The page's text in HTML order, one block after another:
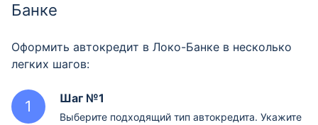
Банке
Оформить автокредит в Локо-Банке в несколько
легких шагов:
Шаг №1
Выберите подходящий тип автокредита. Укажите